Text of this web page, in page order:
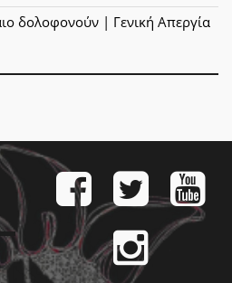
δολοφονούν | Γενική Απεργία